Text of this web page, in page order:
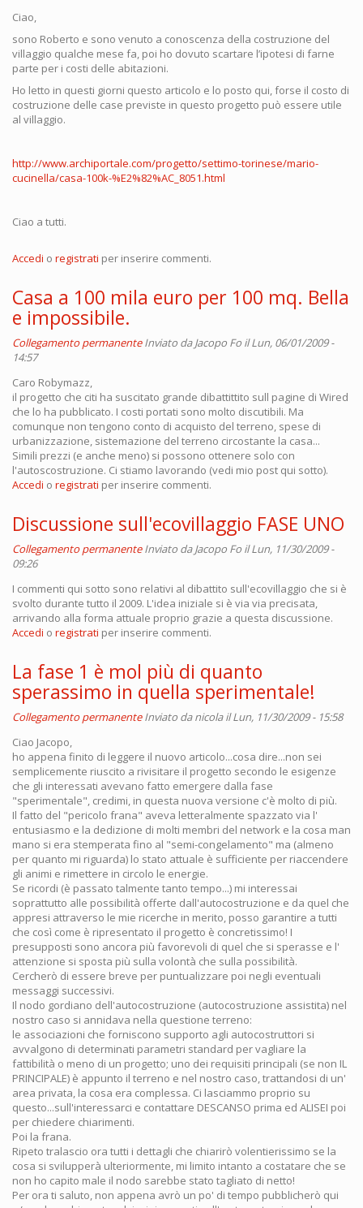
Ciao,
sono Roberto e sono venuto a conoscenza della costruzione del
villaggio qualche mese fa, poi ho dovuto scartare l’ipotesi di farne
parte per i costi delle abitazioni.
Ho letto in questi giorni questo articolo e lo posto qui, forse il costo di
costruzione delle case previste in questo progetto può essere utile
al villaggio.
http://www.archiportale.com/progetto/settimo-torinese/mario-
cucinella/casa-100k-%E2%82%AC_8051.html
Ciao a tutti.
Accedi o registrati per inserire commenti.
Casa a 100 mila euro per 100 mq. Bella
e impossibile.
Collegamento permanente Inviato daJacopo Fo il Lun, 06/01/2009 -
14:57
Caro Robymazz,
il progetto che citi ha suscitato grande dibattittito sull pagine di Wired
che lo ha pubblicato. I costi portati sono molto discutibili. Ma
comunque non tengono conto di acquisto del terreno, spese di
urbanizzazione, sistemazione del terreno circostante la casa...
Simili prezzi (e anche meno) si possono ottenere solo con
l'autoscostruzione. Ci stiamo lavorando (vedi mio post qui sotto).
Accedi o registrati per inserire commenti.
Discussione sull'ecovillaggio FASE UNO
Collegamento permanente Inviato daJacopo Fo il Lun, 11/30/2009 -
09:26
I commenti qui sotto sono relativi al dibattito sull'ecovillaggio che si è
svolto durante tutto il 2009. L'idea iniziale si è via via precisata,
arrivando alla forma attuale proprio grazie a questa discussione.
Accedi o registrati per inserire commenti.
La fase 1 è mol più di quanto
sperassimo in quella sperimentale!
Collegamento permanente Inviato danicolail Lun, 11/30/2009 - 15:58
Ciao Jacopo,
ho appena finito di leggere il nuovo articolo...cosa dire...non sei
semplicemente riuscito a rivisitare il progetto secondo le esigenze
che gli interessati avevano fatto emergere dalla fase
"sperimentale", credimi, in questa nuova versione c'è molto di più.
Il fatto del "pericolo frana" aveva letteralmente spazzato via l'
entusiasmo e la dedizione di molti membri del network e la cosa man
mano si era stemperata fino al "semi-congelamento" ma (almeno
per quanto mi riguarda) lo stato attuale è sufficiente per riaccendere
gli animi e rimettere in circolo le energie.
Se ricordi (è passato talmente tanto tempo...) mi interessai
soprattutto alle possibilità offerte dall'autocostruzione e da quel che
appresi attraverso le mie ricerche in merito, posso garantire a tutti
che così come è ripresentato il progetto è concretissimo! I
presupposti sono ancora più favorevoli di quel che si sperasse e l'
attenzione si sposta più sulla volontà che sulla possibilità.
Cercherò di essere breve per puntualizzare poi negli eventuali
messaggi successivi.
Il nodo gordiano dell'autocostruzione (autocostruzione assistita) nel
nostro caso si annidava nella questione terreno:
le associazioni che forniscono supporto agli autocostruttori si
avvalgono di determinati parametri standard per vagliare la
fattibilità o meno di un progetto; uno dei requisiti principali (se non IL
PRINCIPALE) è appunto il terreno e nel nostro caso, trattandosi di un'
area privata, la cosa era complessa. Ci lasciammo proprio su
questo...sull'interessarci e contattare DESCANSO prima ed ALISEI poi
per chiedere chiarimenti.
Poi la frana.
Ripeto tralascio ora tutti i dettagli che chiarirò volentierissimo se la
cosa si svilupperà ulteriormente, mi limito intanto a costatare che se
non ho capito male il nodo sarebbe stato tagliato di netto!
Per ora ti saluto, non appena avrò un po' di tempo pubblicherò qui